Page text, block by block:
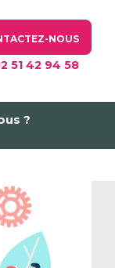
NOUS
51 42 94 58
?